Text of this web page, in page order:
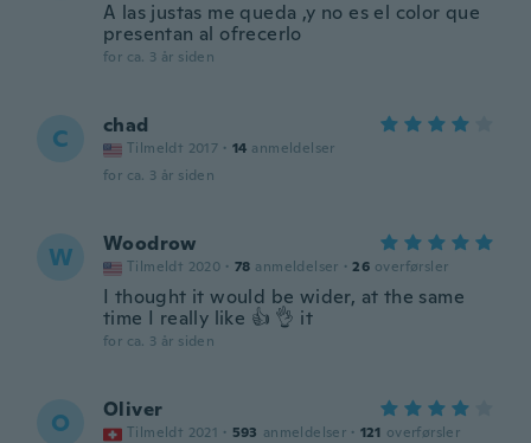
A las justas me queda ,y no es el color que
presentan al ofrecerlo
for ca. 3 år siden
C chad
Tilmeldt 2017 · 14 anmeldelser
for ca. 3 år siden
W Woodrow
Tilmeldt 2020 · 78 anmeldelser · 26 overførsler
I thought it would be wider, at the same
time I really like 👍 👌 it
for ca. 3 år siden
O Oliver
Tilmeldt 2021 · 593 anmeldelser · 121 overførsler